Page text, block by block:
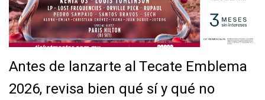
Antes de lanzarte al Tecate Emblema
2026, revisa bien qué sí y qué no